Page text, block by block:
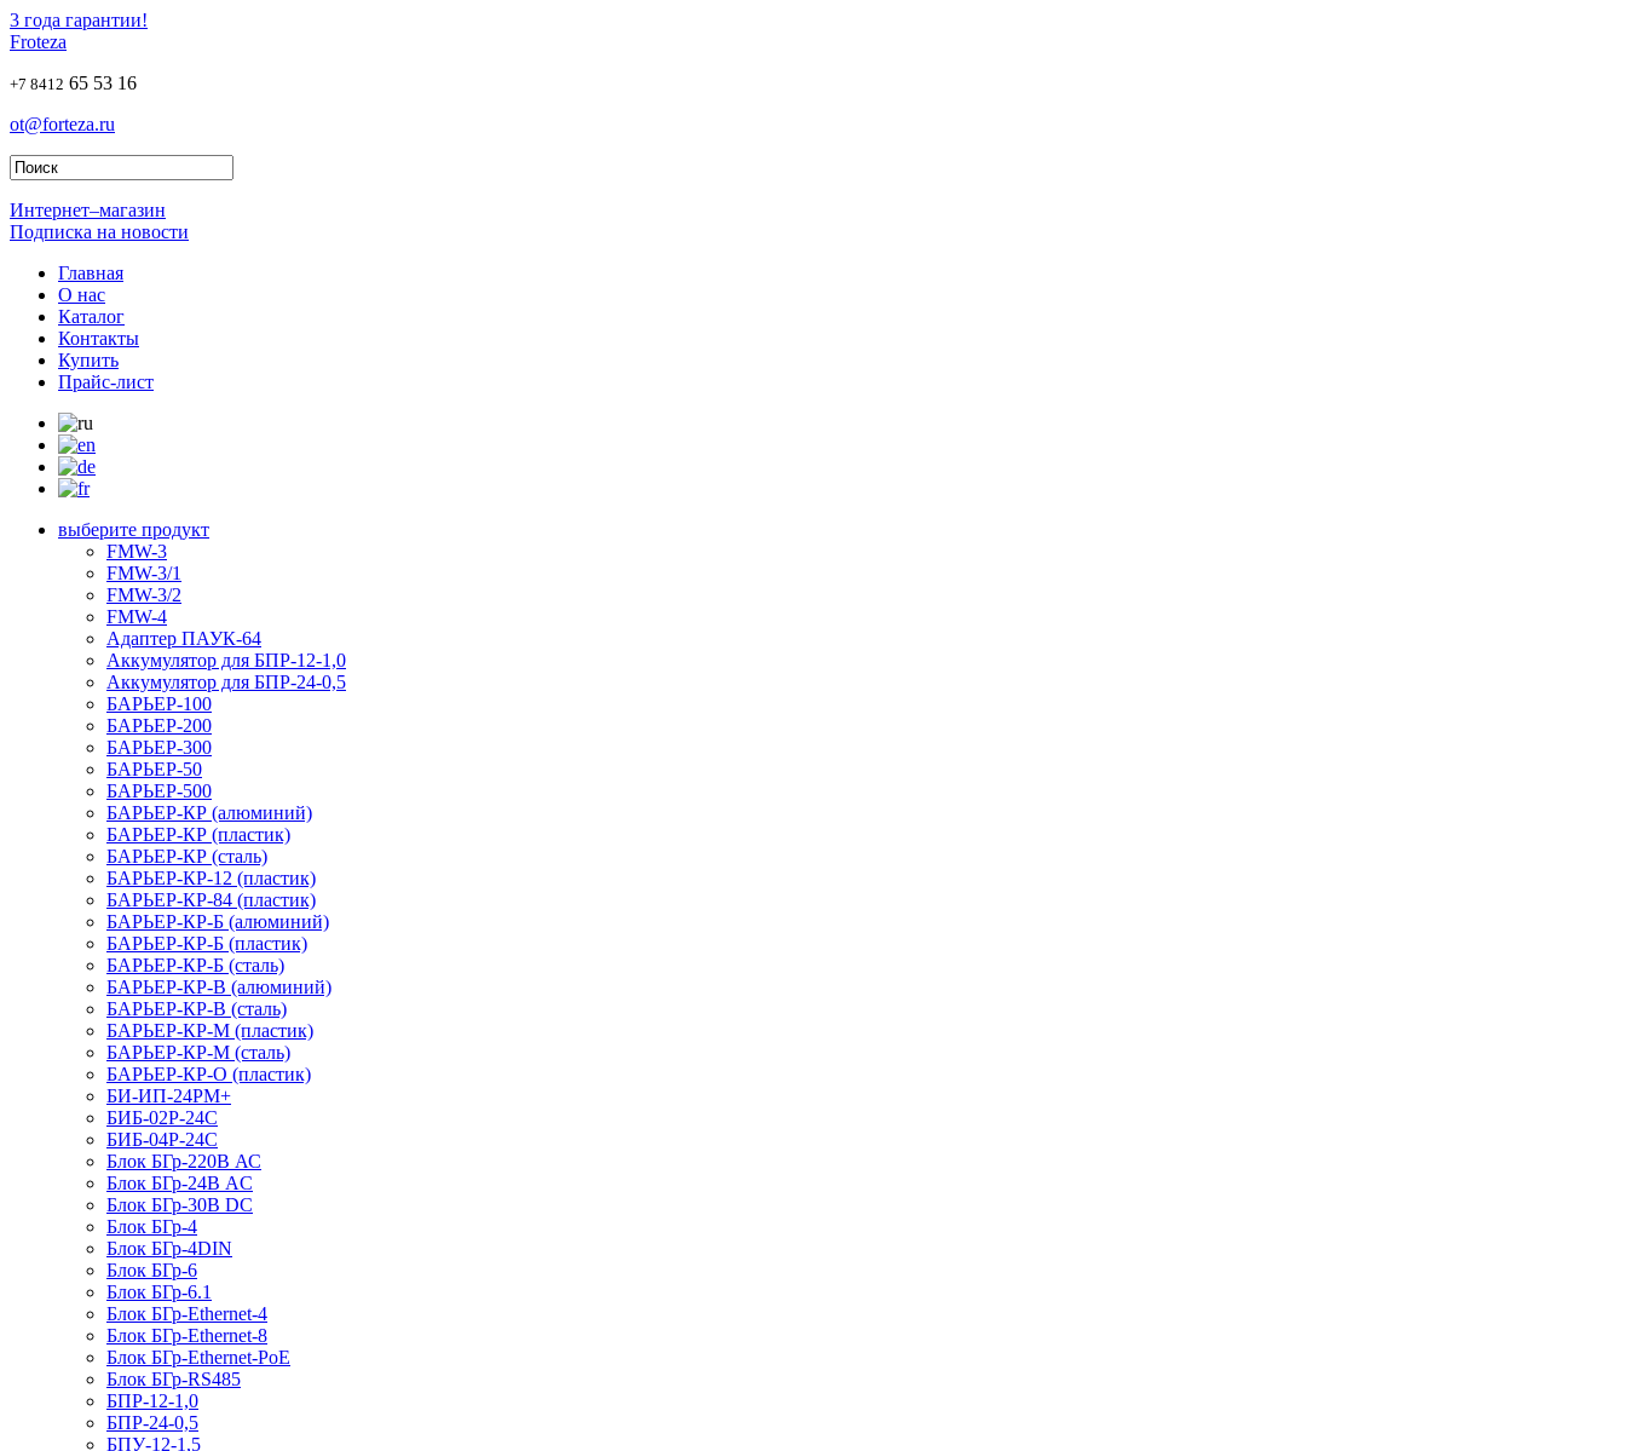
3 года гарантии!
Froteza
+7 8412 65 53 16
ot@forteza.ru
Интернет–магазин
Подписка на новости
Главная
О нас
Каталог
Контакты
Купить
Прайс-лист
выберите продукт
FMW-3
FMW-3/1
FMW-3/2
FMW-4
Адаптер ПАУК-64
Аккумулятор для БПР-12-1,0
Аккумулятор для БПР-24-0,5
БАРЬЕР-100
БАРЬЕР-200
БАРЬЕР-300
БАРЬЕР-50
БАРЬЕР-500
БАРЬЕР-КР (алюминий)
БАРЬЕР-КР (пластик)
БАРЬЕР-КР (сталь)
БАРЬЕР-КР-12 (пластик)
БАРЬЕР-КР-84 (пластик)
БАРЬЕР-КР-Б (алюминий)
БАРЬЕР-КР-Б (пластик)
БАРЬЕР-КР-Б (сталь)
БАРЬЕР-КР-В (алюминий)
БАРЬЕР-КР-В (сталь)
БАРЬЕР-КР-М (пластик)
БАРЬЕР-КР-М (сталь)
БАРЬЕР-КР-О (пластик)
БИ-ИП-24РМ+
БИБ-02Р-24С
БИБ-04Р-24С
Блок БГр-220В АС
Блок БГр-24В AC
Блок БГр-30В DC
Блок БГр-4
Блок БГр-4DIN
Блок БГр-6
Блок БГр-6.1
Блок БГр-Ethernet-4
Блок БГр-Ethernet-8
Блок БГр-Ethernet-PoE
Блок БГр-RS485
БПР-12-1,0
БПР-24-0,5
БПУ-12-1,5